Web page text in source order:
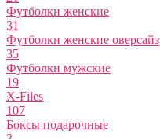
Футболки женские
31
Футболки женские оверсайз
35
Футболки мужские
19
X-Files
107
Боксы подарочные